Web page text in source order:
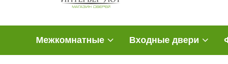
Межкомнатные Входные двери